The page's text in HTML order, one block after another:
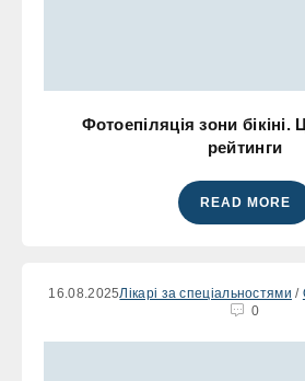
Фотоепіляція зони бікіні.
рейтинги
READ MORE
16.08.2025Лікарі за спеціальностями /
0